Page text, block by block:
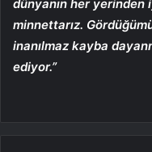
dünyanın her
minnettarız.
inanılmaz kayba
ediyor.”